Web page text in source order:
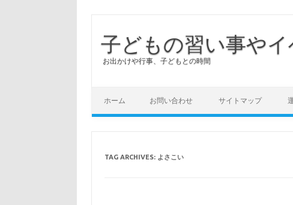
子どもの習い事や
お出かけや行事、子どもとの時間
ホーム お問い合わせ サイトマップ
TAG ARCHIVES: よさこい